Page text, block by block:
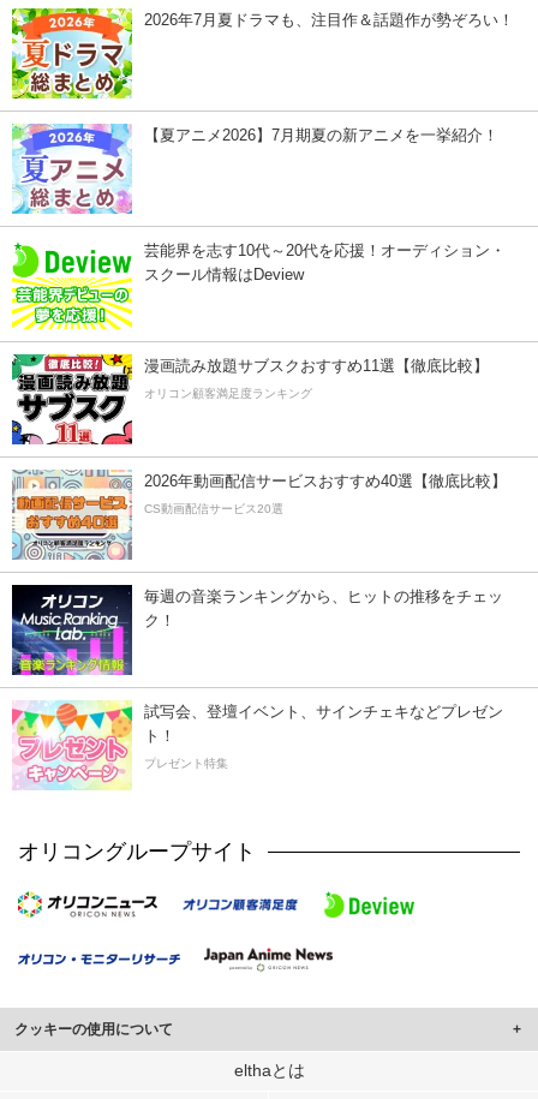
2026年7月夏ドラマも、注目作＆話題作が勢ぞろい！
【夏アニメ2026】7月期夏の新アニメを一挙紹介！
芸能界を志す10代～20代を応援！オーディション・
スクール情報はDeview
漫画読み放題サブスクおすすめ11選【徹底比較】
オリコン顧客満足度ランキング
2026年動画配信サービスおすすめ40選【徹底比較】
CS動画配信サービス20選
毎週の音楽ランキングから、ヒットの推移をチェッ
ク！
試写会、登壇イベント、サインチェキなどプレゼン
ト！
プレゼント特集
オリコングループサイト
クッキーの使用について
このサイトでは Cookie を使用して、ユーザーに合わせたコンテンツや広告の
elthaとは